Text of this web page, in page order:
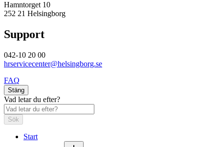
Hamntorget 10
252 21 Helsingborg
Support
042-10 20 00
hrservicecenter@helsingborg.se
FAQ
Stäng
Vad letar du efter?
Sök
Start